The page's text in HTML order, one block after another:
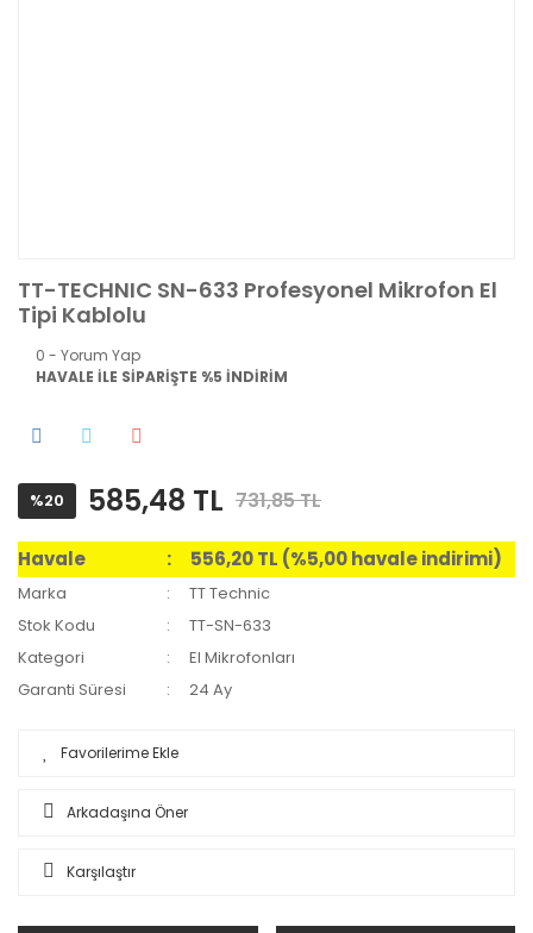
TT-TECHNIC SN-633 Profesyonel Mikrofon El
Tipi Kablolu
0 - Yorum Yap
HAVALE İLE SİPARİŞTE %5 İNDİRİM
%20 585,48 TL 731,85 TL
Havale 556,20 TL (%5,00 havale indirimi)
Marka
TT Technic
Stok Kodu
TT-SN-633
Kategori
El Mikrofonları
Garanti Süresi
24 Ay
Arkadaşına Öner
Karşılaştır